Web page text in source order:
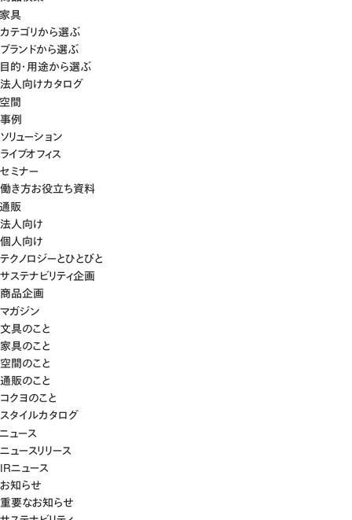
家具
カテゴリから選ぶ
ブランドから選ぶ
目的・用途から選ぶ
法人向けカタログ
空間
事例
ソリューション
ライブオフィス
セミナー
働き方お役立ち資料
通販
法人向け
個人向け
テクノロジーとひとびと
サステナビリティ企画
商品企画
マガジン
文具のこと
家具のこと
空間のこと
通販のこと
コクヨのこと
スタイルカタログ
ニュース
ニュースリリース
IRニュース
お知らせ
重要なお知らせ